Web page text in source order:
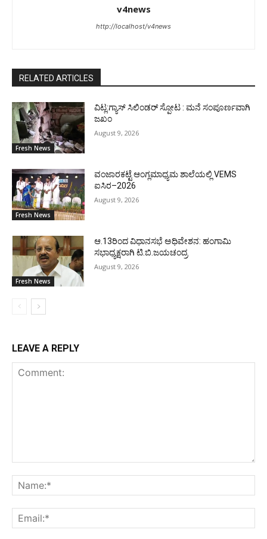
v4news
http://localhost/v4news
RELATED ARTICLES
Fresh News
ವಿಟ್ಲ:ಗ್ಯಾಸ್ ಸಿಲಿಂಡರ್ ಸ್ಪೋಟ : ಮನೆ ಸಂಪೂರ್ಣವಾಗಿ
ಜಖಂ
August 9, 2026
Fresh News
ವಂಜಾರಕಟ್ಟೆ ಆಂಗ್ಲಮಾಧ್ಯಮ ಶಾಲೆಯಲ್ಲಿ VEMS
ಐಸಿರ–2026
August 9, 2026
Fresh News
ಆ.13ರಿಂದ ವಿಧಾನಸಭೆ ಅಧಿವೇಶನ: ಹಂಗಾಮಿ
ಸಭಾಧ್ಯಕ್ಷರಾಗಿ ಟಿ.ಬಿ.ಜಯಚಂದ್ರ
August 9, 2026
LEAVE A REPLY